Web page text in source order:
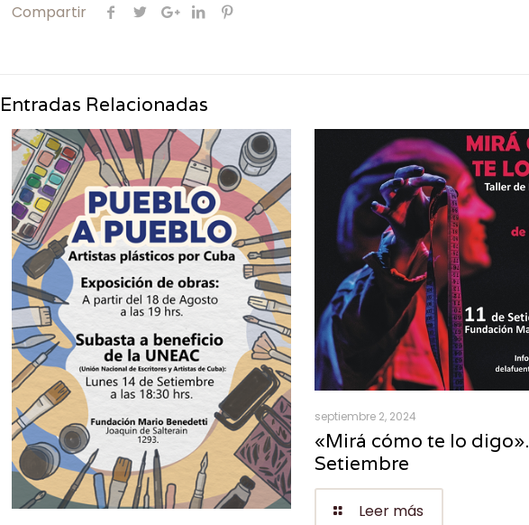
Compartir
Entradas Relacionadas
septiembre 2, 2024
«Mirá cómo te lo digo».
Setiembre
Leer más